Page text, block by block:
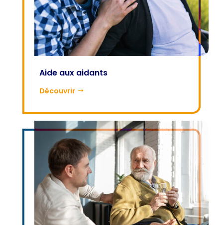
Aide aux aidants
Découvrir